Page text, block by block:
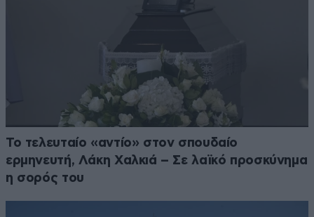
Το τελευταίο «αντίο» στον σπουδαίο
ερμηνευτή, Λάκη Χαλκιά – Σε λαϊκό προσκύνημα
η σορός του